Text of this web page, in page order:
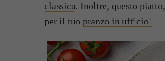
classica. Inoltre, questo
per il tuo pranzo in ufficio!